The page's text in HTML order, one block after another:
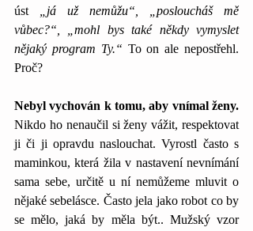
úst
„já už nemůžu“, „posloucháš mě
vůbec?“, „mohl bys také někdy vymyslet
nějaký program Ty.“ To on ale nepostřehl.
Proč?
Nebyl vychován k tomu, aby vnímal ženy.
Nikdo ho nenaučil si ženy vážit, respektovat
ji či ji opravdu naslouchat. Vyrostl často s
maminkou, která žila v nastavení nevnímání
sama sebe, určitě u ní nemůžeme mluvit o
nějaké sebelásce. Často jela jako robot co by
se mělo, jaká by měla být.. Mužský vzor